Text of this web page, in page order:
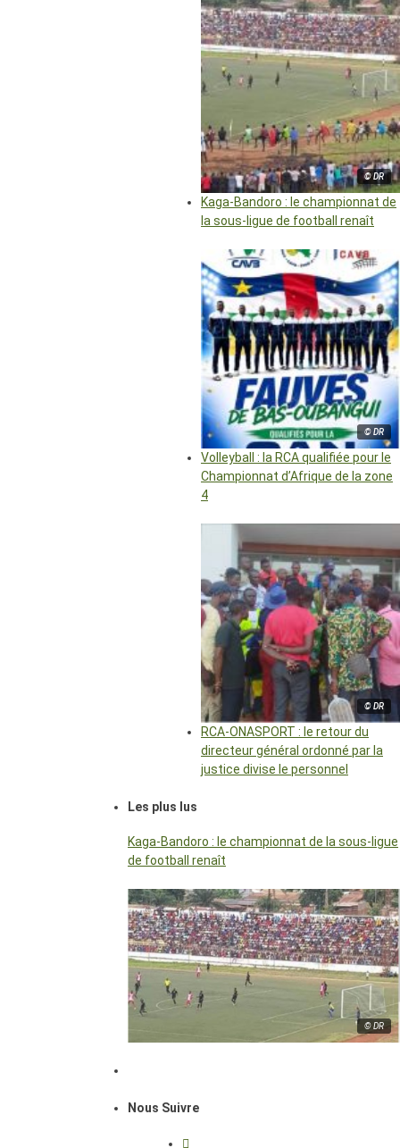
© DR
Kaga-Bandoro : le championnat de
la sous-ligue de football renaît
© DR
Volleyball : la RCA qualifiée pour le
Championnat d’Afrique de la zone
4
© DR
RCA-ONASPORT : le retour du
directeur général ordonné par la
justice divise le personnel
Les plus lus
Kaga-Bandoro : le championnat de la sous-ligue
de football renaît
© DR
Nous Suivre